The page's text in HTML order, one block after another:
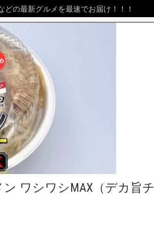
の最新グルメを最速でお届け！！！
ワシワシMAX（デカ旨チ